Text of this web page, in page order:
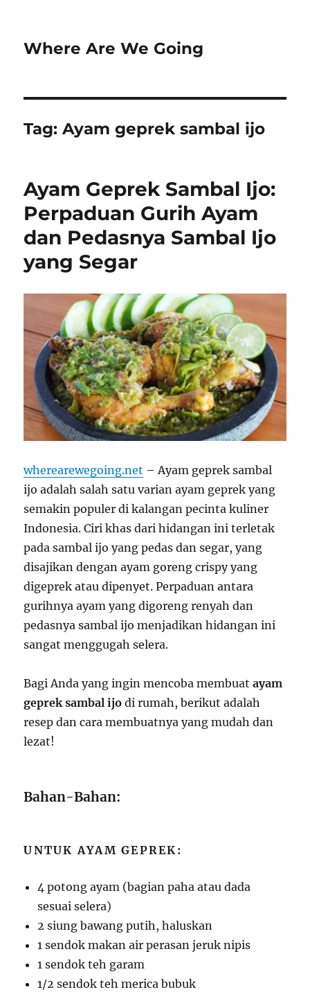
Where Are We Going
Tag:Ayam geprek sambal ijo
Ayam Geprek Sambal Ijo:
Perpaduan Gurih Ayam
dan Pedasnya Sambal Ijo
yang Segar
wherearewegoing.net – Ayam geprek sambal
ijo adalah salah satu varian ayam geprek yang
semakin populer di kalangan pecinta kuliner
Indonesia. Ciri khas dari hidangan ini terletak
pada sambal ijo yang pedas dan segar, yang
disajikan dengan ayam goreng crispy yang
digeprek atau dipenyet. Perpaduan antara
gurihnya ayam yang digoreng renyah dan
pedasnya sambal ijo menjadikan hidangan ini
sangat menggugah selera.
Bagi Anda yang ingin mencoba membuatayam
geprek sambal ijo di rumah, berikut adalah
resep dan cara membuatnya yang mudah dan
lezat!
Bahan-Bahan:
UNTUK AYAM GEPREK:
4 potong ayam (bagian paha atau dada
sesuai selera)
2 siung bawang putih, haluskan
1 sendok makan air perasan jeruk nipis
1 sendok teh garam
1/2 sendok teh merica bubuk